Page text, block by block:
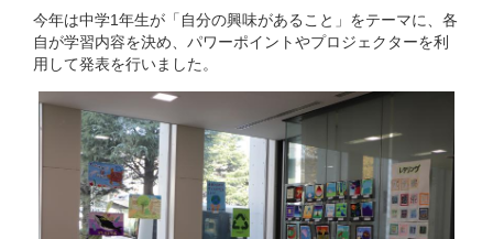
今年は中学1年生が「自分の興味があること」をテーマに、各
自が学習内容を決め、パワーポイントやプロジェクターを利
用して発表を行いました。